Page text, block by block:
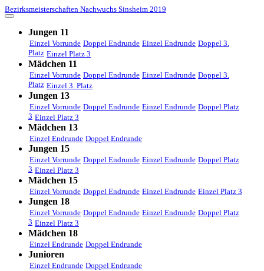
Bezirksmeisterschaften Nachwuchs Sinsheim 2019
Jungen 11
Einzel Vorrunde Doppel Endrunde Einzel Endrunde Doppel 3.
Platz Einzel Platz 3
Mädchen 11
Einzel Vorrunde Doppel Endrunde Einzel Endrunde Doppel 3.
Platz Einzel 3. Platz
Jungen 13
Einzel Vorrunde Doppel Endrunde Einzel Endrunde Doppel Platz
3 Einzel Platz 3
Mädchen 13
Einzel Endrunde Doppel Endrunde
Jungen 15
Einzel Vorrunde Doppel Endrunde Einzel Endrunde Doppel Platz
3 Einzel Platz 3
Mädchen 15
Einzel Vorrunde Doppel Endrunde Einzel Endrunde Einzel Platz 3
Jungen 18
Einzel Vorrunde Doppel Endrunde Einzel Endrunde Doppel Platz
3 Einzel Platz 3
Mädchen 18
Einzel Endrunde Doppel Endrunde
Junioren
Einzel Endrunde Doppel Endrunde